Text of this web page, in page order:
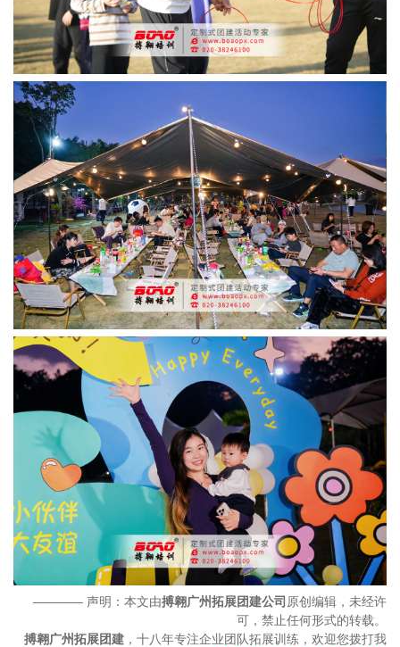
———— 声明：本文由搏翱广州拓展团建公司 原创编辑，未经许
可，禁止任何形式的转载。
搏翱广州拓展团建 ，十八年专注企业团队拓展训练，欢迎您拨打我